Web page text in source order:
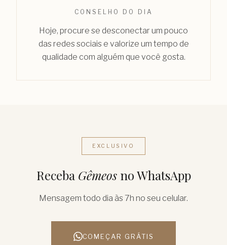
CONSELHO DO DIA
Hoje, procure se desconectar um pouco
das redes sociais e valorize um tempo de
qualidade com alguém que você gosta.
EXCLUSIVO
Receba Gêmeosno WhatsApp
Mensagem todo dia às 7h no seu celular.
COMEÇAR GRÁTIS